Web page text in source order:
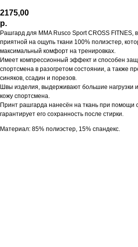
2175,00
р.
Рашгард для MMA Rusco Sport CROSS FITNES,
приятной на ощупь ткани 100% полиэстер,
максимальный комфорт на тренировках.
Имеет компрессионный эффект и способен
спортсмена в разогретом состоянии, а также
синяков, ссадин и порезов.
Швы изделия, выдерживают большие нагрузки
кожу спортсмена.
Принт рашгарда нанесён на ткань при помощи
гарантирует его сохранность после стирки.
Материал: 85% полиэстер, 15% спандекс.​